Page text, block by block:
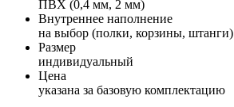
ПВХ (0,4 мм, 2 мм)
Внутреннее наполнение
на выбор (полки, корзины, штанги)
Размер
индивидуальный
Цена
указана за базовую комплектацию